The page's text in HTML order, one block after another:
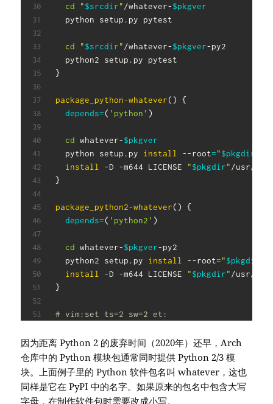
cd
"$srcdir"/whatever-$pkgver
  python setup.py pytest
cd "$srcdir"/whatever-$pkgver-py2
}
package_python-whatever( )
{
depends=( 'python' )
cd whatever-$pkgver
  python setup.py
install --root="$pkgdir
install
-D -m644 LICENSE "$pkgdir"/usr/
}
package_python2-whatever( )
{
depends=( 'python2' )
cd whatever-$pkgver-py2
  python2 setup.py
install --root="$pkgdir
install
-D -m644 LICENSE "$pkgdir"/usr/
}
# vim:set ts=2 sw=2 et:
因为距离 Python 2 的废弃时间（2020年）还早，Arch
仓库中的 Python 模块包通常同时提供 Python 2/3 模
块。上面例子里的 Python 软件包名叫 whatever，这也
同样是它在 PyPI 中的名字。如果原来的包名中包含大写
字母，在制作软件包时需要改成小写。